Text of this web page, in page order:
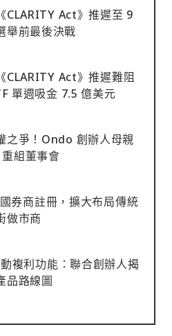
CLARITY Act》推遲至 9
舉前最後決戰
CLARITY Act》推遲難阻
單週吸金 7.5 億美元
之爭！Ondo 創辦人母親
組董事會
商註冊，擴大布局傳統
做市商
複利功能：聯合創辦人揭
品路線圖